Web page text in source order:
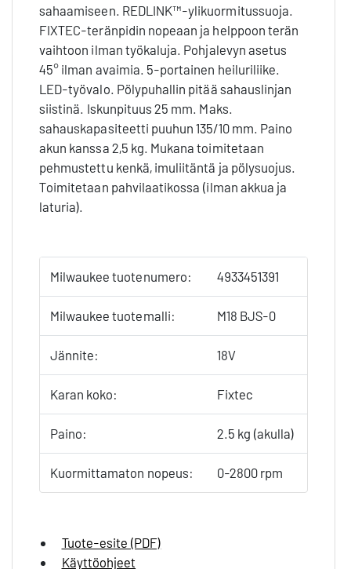
sahaamiseen. REDLINK™-ylikuormitussuoja.
FIXTEC-teränpidin nopeaan ja helppoon terän
vaihtoon ilman työkaluja. Pohjalevyn asetus
45° ilman avaimia. 5-portainen heiluriliike.
LED-työvalo. Pölypuhallin pitää sahauslinjan
siistinä. Iskunpituus 25 mm. Maks.
sahauskapasiteetti puuhun 135/10 mm. Paino
akun kanssa 2,5 kg. Mukana toimitetaan
pehmustettu kenkä, imuliitäntä ja pölysuojus.
Toimitetaan pahvilaatikossa (ilman akkua ja
laturia).
Milwaukee tuotenumero: 4933451391
Milwaukee tuotemalli: M18 BJS-0
Jännite: 18V
Karan koko: Fixtec
Paino: 2.5 kg (akulla)
Kuormittamaton nopeus: 0-2800 rpm
Tuote-esite (PDF)
Käyttöohjeet